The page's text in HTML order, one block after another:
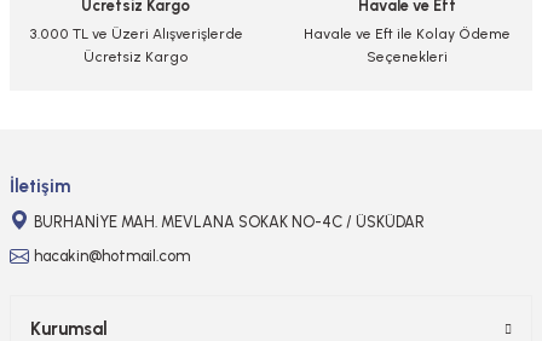
Ücretsiz Kargo
3.000 TL ve Üzeri Alışverişlerde
Ücretsiz Kargo
Havale ve Eft
Havale ve Eft ile Kolay Ödeme
Seçenekleri
İletişim
BURHANİYE MAH. MEVLANA SOKAK NO-4C / ÜSKÜDAR
hacakin@hotmail.com
Kurumsal